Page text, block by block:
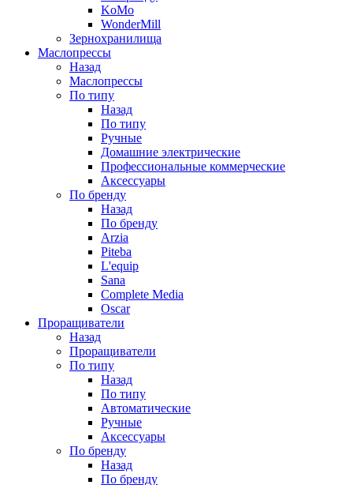
KoMo
WonderMill
Зернохранилища
Маслопрессы
Назад
Маслопрессы
По типу
Назад
По типу
Ручные
Домашние электрические
Профессиональные коммерческие
Аксессуары
По бренду
Назад
По бренду
Arzia
Piteba
L'equip
Sana
Complete Media
Oscar
Проращиватели
Назад
Проращиватели
По типу
Назад
По типу
Автоматические
Ручные
Аксессуары
По бренду
Назад
По бренду